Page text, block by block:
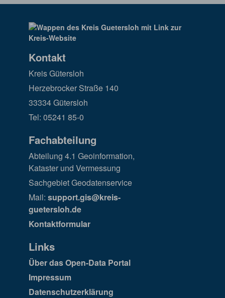
Kontakt
Kreis Gütersloh
Herzebrocker Straße 140
33334 Gütersloh
Tel: 05241 85-0
Fachabteilung
Abteilung 4.1 Geoinformation,
Kataster und Vermessung
Sachgebiet Geodatenservice
Mail: support.gis@kreis-
guetersloh.de
Kontaktformular
Links
Über das Open-Data Portal
Impressum
Datenschutzerklärung